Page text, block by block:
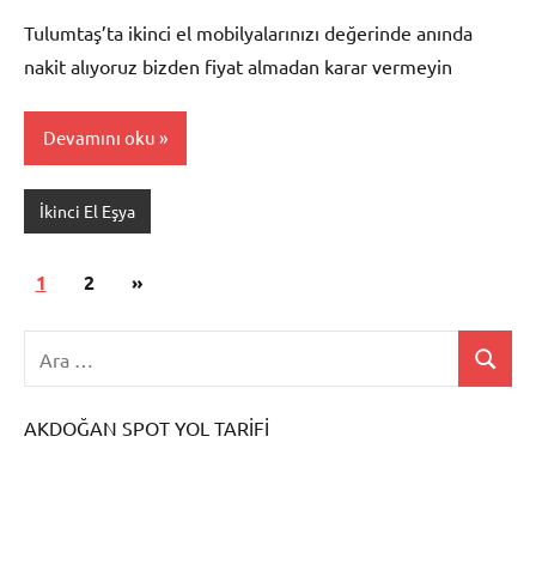
Tulumtaş’ta ikinci el mobilyalarınızı değerinde anında
nakit alıyoruz bizden fiyat almadan karar vermeyin
Devamını oku
İkinci El Eşya
Yazı
1 2
Sonraki
»
AKDOĞAN SPOT YOL TARİFİ